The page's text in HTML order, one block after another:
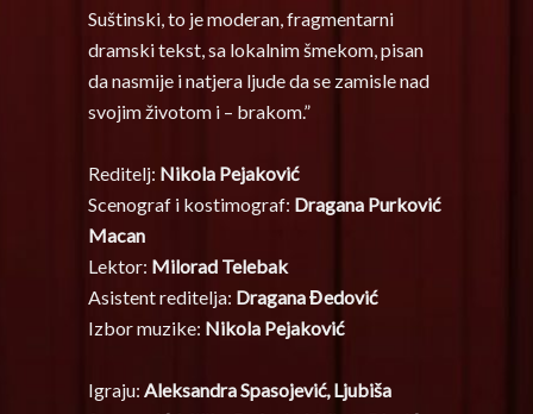
Suštinski, to je moderan, fragmentarni
dramski tekst, sa lokalnim šmekom, pisan
da nasmije i natjera ljude da se zamisle nad
svojim životom i – brakom.”
Reditelj: Nikola Pejaković
Scenograf i kostimograf: Dragana Purković
Macan
Lektor: Milorad Telebak
Asistent reditelja: Dragana Đedović
Izbor muzike: Nikola Pejaković
Igraju: Aleksandra Spasojević, Ljubiša